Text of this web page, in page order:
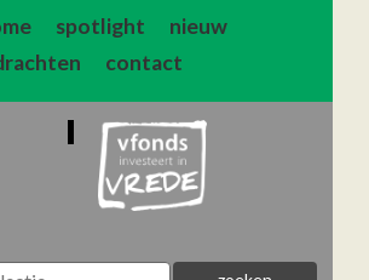
spotlight
nieuw
contact